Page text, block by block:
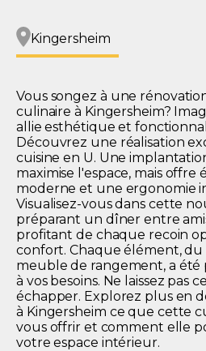
Kingersheim
Vous songez à une
culinaire à Kingersheim?
allie esthétique et
Découvrez une réalisation
cuisine en U. Une
maximise l'espace, mais
moderne et une ergonomie
Visualisez-vous dans cette
préparant un dîner entre
profitant de chaque recoin
confort. Chaque élément, du
meuble de rangement, a
à vos besoins. Ne laissez
échapper. Explorez plus en
à Kingersheim ce que cette
vous offrir et comment elle
votre espace intérieur.